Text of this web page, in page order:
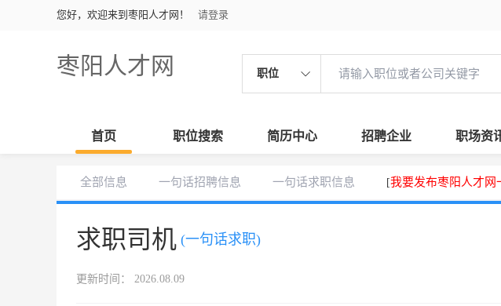
您好，欢迎来到枣阳人才网！ 请登录
枣阳人才网 职位
首页 职位搜索 简历中心 招聘企业 职场资
全部信息 一句话招聘信息 一句话求职信息 [我要发布枣阳人才网
求职司机 (一句话求职)
更新时间： 2026.08.09